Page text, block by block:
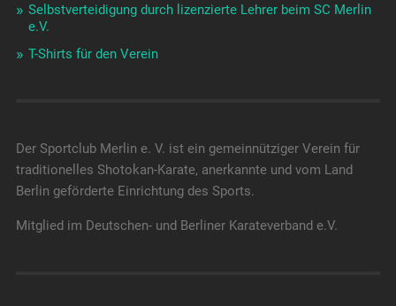
Selbstverteidigung durch lizenzierte Lehrer beim SC Merlin
e.V.
T-Shirts für den Verein
Der Sportclub Merlin e. V. ist ein gemeinnütziger Verein für
traditionelles Shotokan-Karate, anerkannte und vom Land
Berlin geförderte Einrichtung des Sports.
Mitglied im Deutschen- und Berliner Karateverband e.V.